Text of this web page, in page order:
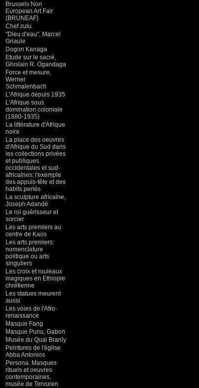
Brussels Non
European Art Fair
(BRUNEAF)
Chef zulu
"Dieu d'eau", Marcel
Griaule
Dogon Kanaga
Etude sur le sacré,
Ghislain R. Ogandaga
Force et mesure,
Werner
Schmalenbach
L'Afrique depuis 1935
L'Afrique sous
domination coloniale
(1880-1935)
La littérature d'Afrique
noire
La place des oeuvres
d'Afrique du Sud dans
les collections privées
et publiques
occidentales et sud-
africaines: l'exemple
des appuis-tête et des
habits perlés
La sculpture africaine,
Joseph Adandé
Le roi guérisseur et
sorcier
Les arts premiers au
centre de Kaos
Les arts premiers:
nomenclature
politique ou arts
singuliers
Les croix et rouleaux
magiques en Ethiopie
chrétienne
Les statues meurent
aussi
Les voies de l'Afro-
renaissance
Masque Fang
Masque Punu, Gabon
Musée du Quai Branly
Peintures de l'église
Abba Antonios
Persona. Masques
rituels et oeuvres
contemporaines,
musée de Tervuren